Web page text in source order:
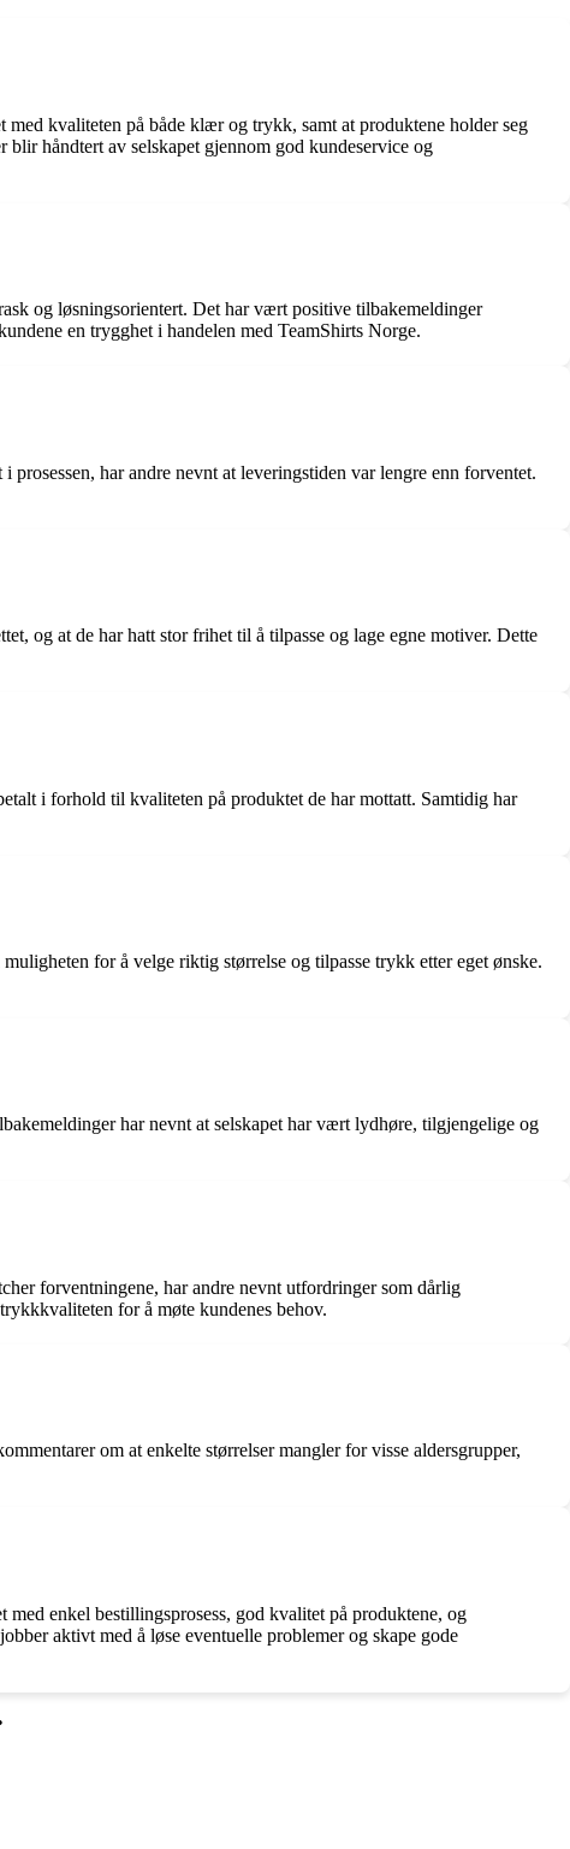
kvaliteten på både klær og trykk, samt at produktene holder seg
håndtert av selskapet gjennom god kundeservice og
og løsningsorientert. Det har vært positive tilbakemeldinger
en trygghet i handelen med TeamShirts Norge.
har andre nevnt at leveringstiden var lengre enn forventet.
og at de har hatt stor frihet til å tilpasse og lage egne motiver. Dette
i forhold til kvaliteten på produktet de har mottatt. Samtidig har
for å velge riktig størrelse og tilpasse trykk etter eget ønske.
har nevnt at selskapet har vært lydhøre, tilgjengelige og
forventningene, har andre nevnt utfordringer som dårlig
for å møte kundenes behov.
om at enkelte størrelser mangler for visse aldersgrupper,
enkel bestillingsprosess, god kvalitet på produktene, og
aktivt med å løse eventuelle problemer og skape gode